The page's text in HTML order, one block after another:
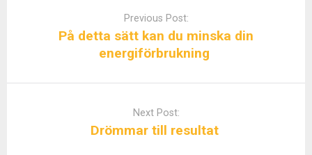
a
Previous Post:
På detta sätt kan du minska din
energiförbrukning
Next Post:
Drömmar till resultat